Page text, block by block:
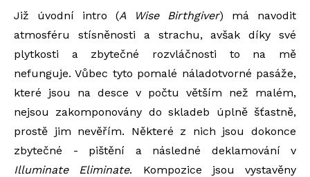
Již úvodní intro (A Wise Birthgiver) má navodit
atmosféru stísněnosti a strachu, avšak díky své
plytkosti a zbytečné rozvláčnosti to na mě
nefunguje. Vůbec tyto pomalé náladotvorné pasáže,
které jsou na desce v počtu větším než malém,
nejsou zakomponovány do skladeb úplně šťastně,
prostě jim nevěřím. Některé z nich jsou dokonce
zbytečné - pištění a následné deklamování v
Illuminate Eliminate. Kompozice jsou vystavěny